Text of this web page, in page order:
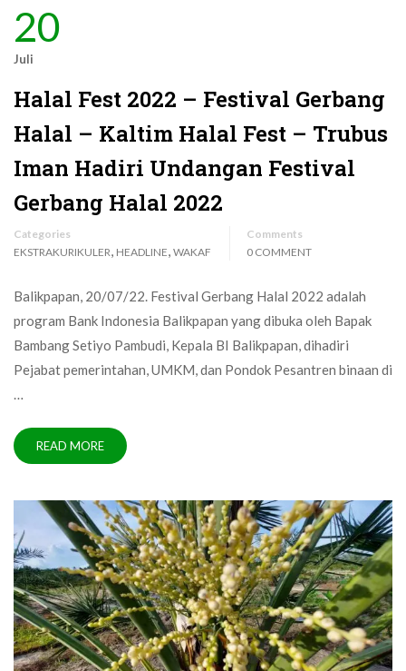
20
Juli
Halal Fest 2022 – Festival Gerbang
Halal – Kaltim Halal Fest – Trubus
Iman Hadiri Undangan Festival
Gerbang Halal 2022
Categories
EKSTRAKURIKULER, HEADLINE, WAKAF
Comments
0 COMMENT
Balikpapan, 20/07/22. Festival Gerbang Halal 2022 adalah
program Bank Indonesia Balikpapan yang dibuka oleh Bapak
Bambang Setiyo Pambudi, Kepala BI Balikpapan, dihadiri
Pejabat pemerintahan, UMKM, dan Pondok Pesantren binaan di
…
READ MORE